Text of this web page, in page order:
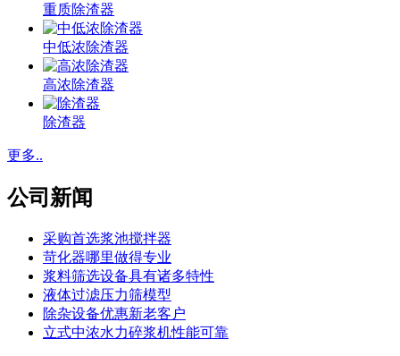
重质除渣器
中低浓除渣器
高浓除渣器
除渣器
更多..
公司新闻
采购首选浆池搅拌器
苛化器哪里做得专业
浆料筛选设备具有诸多特性
液体过滤压力筛模型
除杂设备优惠新老客户
立式中浓水力碎浆机性能可靠